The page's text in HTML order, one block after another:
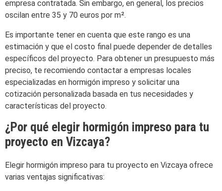
empresa contratada. Sin embargo, en general, los precios
oscilan entre 35 y 70 euros por m².
Es importante tener en cuenta que este rango es una
estimación y que el costo final puede depender de detalles
específicos del proyecto. Para obtener un presupuesto más
preciso, te recomiendo contactar a empresas locales
especializadas en hormigón impreso y solicitar una
cotización personalizada basada en tus necesidades y
características del proyecto.
¿Por qué elegir hormigón impreso para tu
proyecto en Vizcaya?
Elegir hormigón impreso para tu proyecto en Vizcaya ofrece
varias ventajas significativas: